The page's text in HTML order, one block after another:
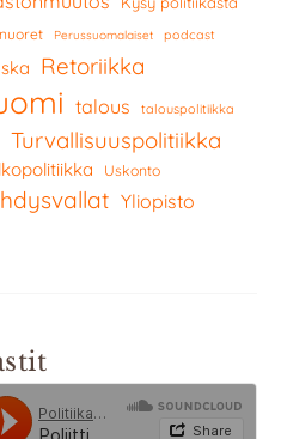
nuoret Perussuomalaiset podcast
Retoriikka
talous talouspolitiikka
Turvallisuuspolitiikka
Uskonto
Yliopisto